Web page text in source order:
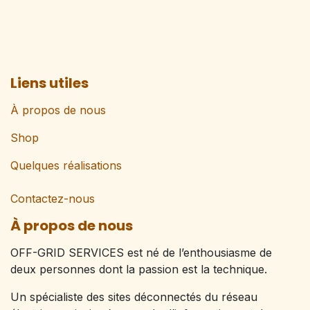
Liens utiles
À propos de nous
Shop
Quelques réalisations
Contactez-nous
À propos de nous
OFF-GRID SERVICES est né de l’enthousiasme de
deux personnes dont la passion est la technique.
Un spécialiste des sites déconnectés du réseau